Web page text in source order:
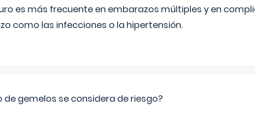
es más frecuente en embarazos múltiples y en
como las infecciones o la hipertensión.
de gemelos se considera de riesgo?